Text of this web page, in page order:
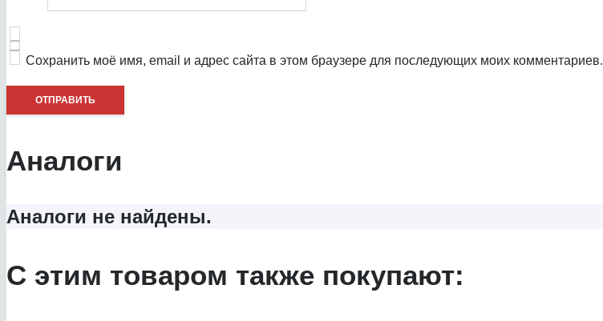
Сохранить моё имя, email и адрес сайта в этом браузере для последующих моих комментариев.
Аналоги
Аналоги не найдены.
С этим товаром также покупают: